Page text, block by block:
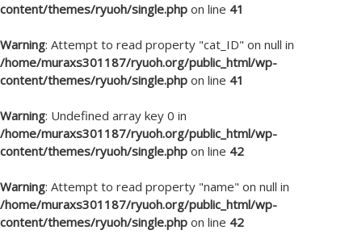
content/themes/ryuoh/single.php on line 41
Warning: Attempt to read property "cat_ID" on null in
/home/muraxs301187/ryuoh.org/public_html/wp-
content/themes/ryuoh/single.php on line 41
Warning: Undefined array key 0 in
/home/muraxs301187/ryuoh.org/public_html/wp-
content/themes/ryuoh/single.php on line 42
Warning: Attempt to read property "name" on null in
/home/muraxs301187/ryuoh.org/public_html/wp-
content/themes/ryuoh/single.php on line 42